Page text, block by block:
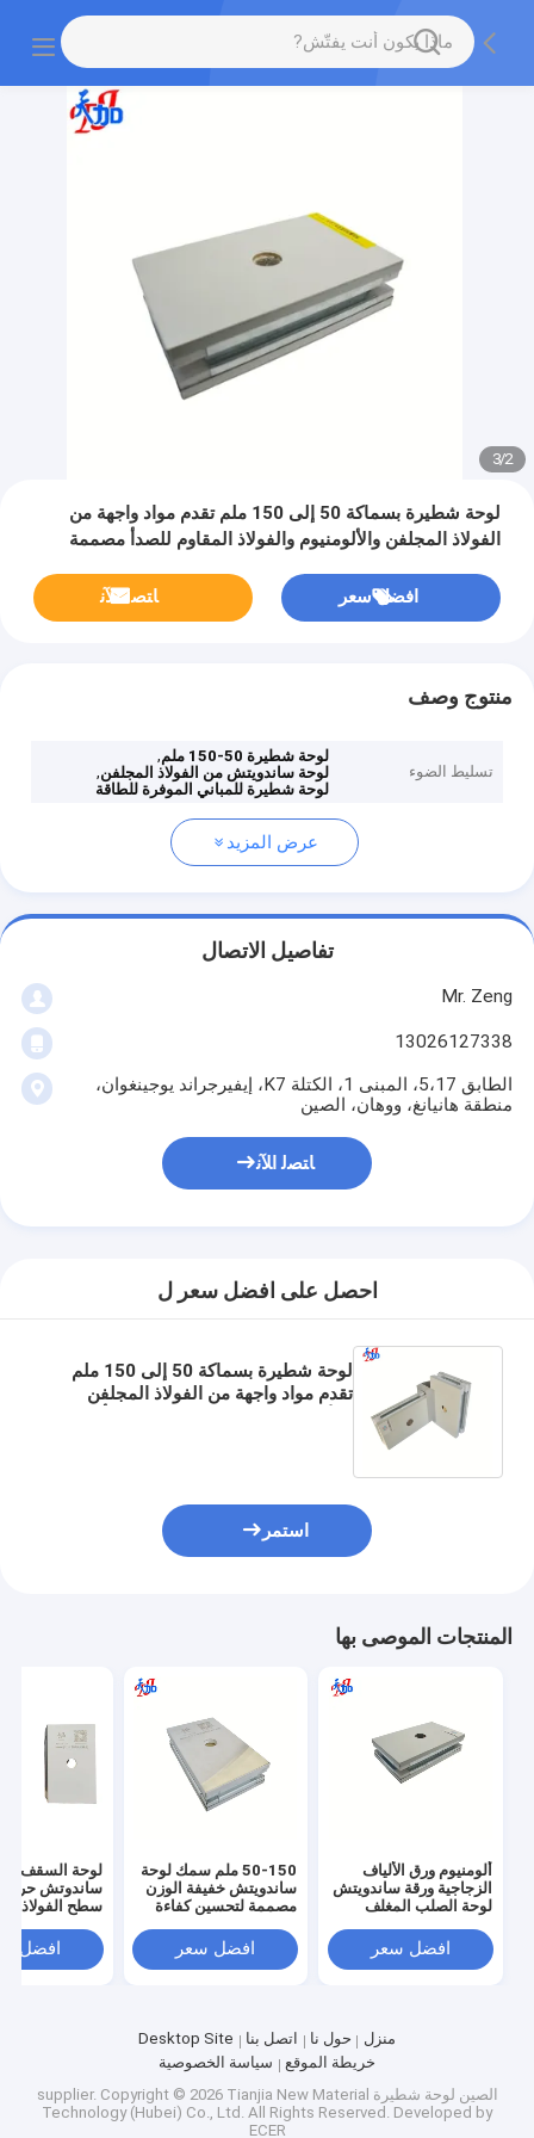
2
/
3
لوحة شطيرة بسماكة 50 إلى 150 ملم تقدم مواد واجهة من
الفولاذ المجلفن والألومنيوم والفولاذ المقاوم للصدأ مصممة
افضل سعر
ﺎﺘﺼﻟ ﺍﻶﻧ
منتوج وصف
تسليط الضوء
لوحة شطيرة 50-150 ملم
,
لوحة ساندويتش من الفولاذ المجلفن,
لوحة شطيرة للمباني الموفرة للطاقة
عرض المزيد
تفاصيل الاتصال
Mr. Zeng
13026127338
الطابق 5،17، المبنى 1، الكتلة K7، إيفيرجراند يوجينغوان،
منطقة هانيانغ، ووهان، الصين
ﺎﺘﺼﻟ ﺍﻶﻧ
احصل على افضل سعر ل
لوحة شطيرة بسماكة 50 إلى 150 ملم
تقدم مواد واجهة من الفولاذ المجلفن
استمر
المنتجات الموصى بها
ألومنيوم ورق الألياف
الزجاجية ورقة ساندويتش
لوحة الصلب المغلف
المباني والحلول العازلة
الصوتية
افضل سعر
50-150 ملم سمك لوحة
ساندويتش خفيفة الوزن
مصممة لتحسين كفاءة
المباني ومتانة الهيكل
افضل سعر
لوحة السقف
ساندوتش
سطح الفولاذ
والقوة الهيكلية
افضل
منزل حول نا اتصل بنا
Desktop Site
خريطة الموقع
سياسة الخصوصية
الصين لوحة شطيرة supplier. Copyright © 2026 Tianjia New Material
Technology (Hubei) Co., Ltd. All Rights Reserved. Developed by
ECER